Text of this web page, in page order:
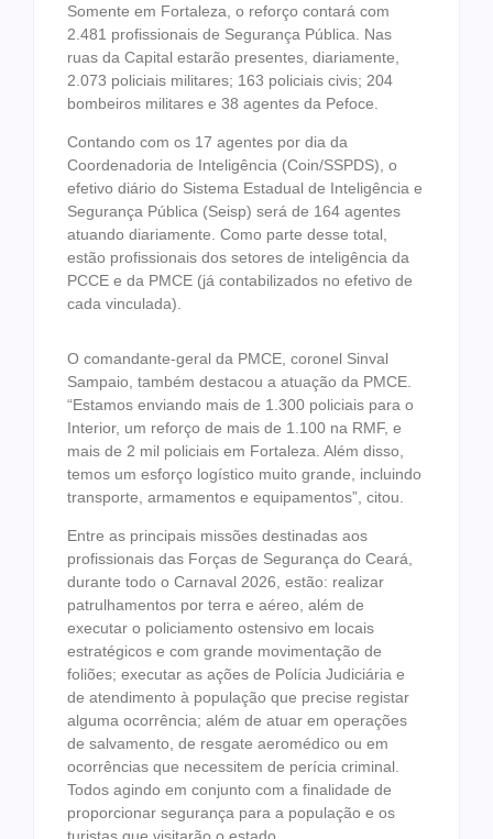
Somente em Fortaleza, o reforço contará com
2.481 profissionais de Segurança Pública. Nas
ruas da Capital estarão presentes, diariamente,
2.073 policiais militares; 163 policiais civis; 204
bombeiros militares e 38 agentes da Pefoce.
Contando com os 17 agentes por dia da
Coordenadoria de Inteligência (Coin/SSPDS), o
efetivo diário do Sistema Estadual de Inteligência e
Segurança Pública (Seisp) será de 164 agentes
atuando diariamente. Como parte desse total,
estão profissionais dos setores de inteligência da
PCCE e da PMCE (já contabilizados no efetivo de
cada vinculada).
O comandante-geral da PMCE, coronel Sinval
Sampaio, também destacou a atuação da PMCE.
“Estamos enviando mais de 1.300 policiais para o
Interior, um reforço de mais de 1.100 na RMF, e
mais de 2 mil policiais em Fortaleza. Além disso,
temos um esforço logístico muito grande, incluindo
transporte, armamentos e equipamentos”, citou.
Entre as principais missões destinadas aos
profissionais das Forças de Segurança do Ceará,
durante todo o Carnaval 2026, estão: realizar
patrulhamentos por terra e aéreo, além de
executar o policiamento ostensivo em locais
estratégicos e com grande movimentação de
foliões; executar as ações de Polícia Judiciária e
de atendimento à população que precise registar
alguma ocorrência; além de atuar em operações
de salvamento, de resgate aeromédico ou em
ocorrências que necessitem de perícia criminal.
Todos agindo em conjunto com a finalidade de
proporcionar segurança para a população e os